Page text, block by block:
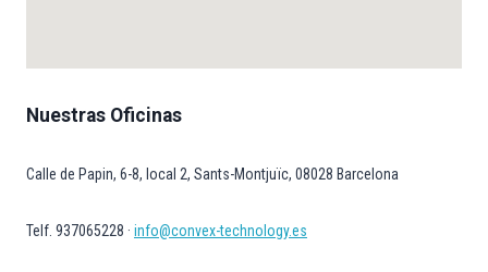
Nuestras Oficinas
Calle de Papin, 6-8, local 2, Sants-Montjuïc, 08028 Barcelona
Telf. 937065228 · info@convex-technology.es